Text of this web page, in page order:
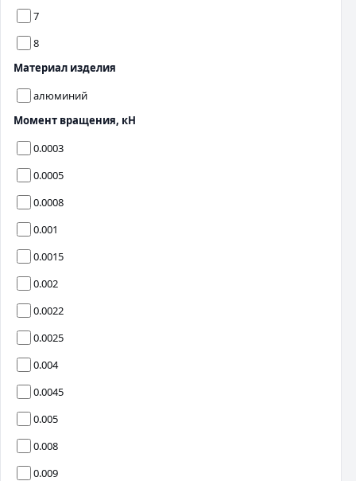
7
8
Материал изделия
алюминий
Момент вращения, кН
0.0003
0.0005
0.0008
0.001
0.0015
0.002
0.0022
0.0025
0.004
0.0045
0.005
0.008
0.009